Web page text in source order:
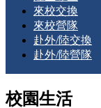
來校交換
來校營隊
赴外/陸交換
赴外/陸營隊
校園生活